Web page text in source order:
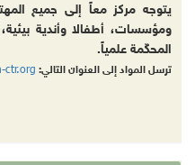
يتوجه مركز معاً إلى جميع
ومؤسسات، أطفالا وأندية
المحكّمة علمياً.
ترسل المواد إلى العنوان التالي: ctr.org